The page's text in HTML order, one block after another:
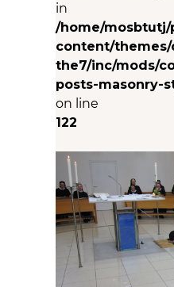
in
/home/
content/
the7/inc/mods/
posts-masonry-
on line
122